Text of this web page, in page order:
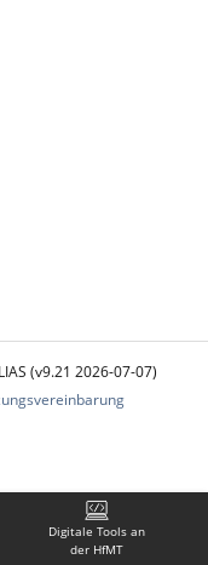
Digitale Tools an
der HfMT
(v9.21 2026-07-07)